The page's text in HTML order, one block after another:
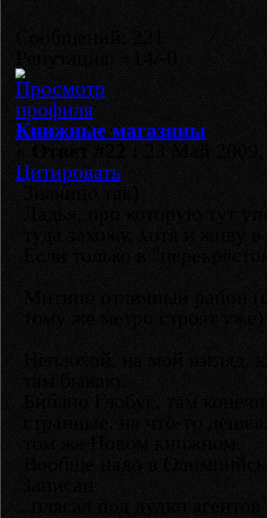
Сообщений: 221
Репутация: +14/-0
Книжные магазины
«Ответ #22 :23 Май 2009,
Цитировать
Значицо так)
Ладья, про которую тут
туда захожу, хотя и живу
Если только в
Митино отличный район
тому же метро строят уже)
Неплохой, на мой
там бываю.
Библио Глобус, там
странные, на что-то
том же Новом книжном.
Вообще надо в
Записан
...плясал под дудки